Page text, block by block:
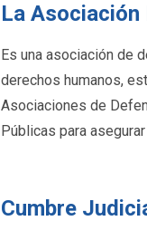
La Asociación
Es una asociación de
derechos humanos,
Asociaciones de
Públicas para
Cumbre